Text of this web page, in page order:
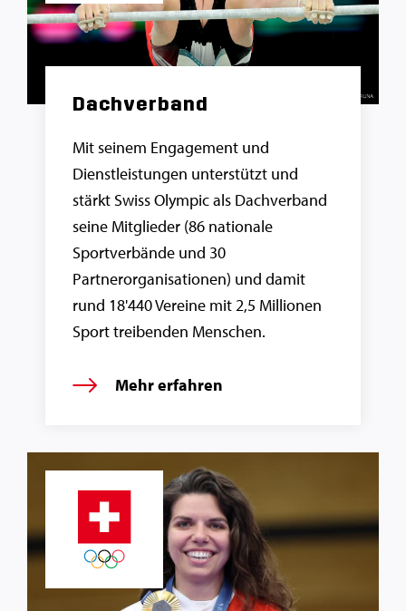
Dachverband
Mit seinem Engagement und
Dienstleistungen unterstützt und
stärkt Swiss Olympic als Dachverband
seine Mitglieder (86 nationale
Sportverbände und 30
Partnerorganisationen) und damit
rund 18'440 Vereine mit 2,5 Millionen
Sport treibenden Menschen.
Mehr erfahren